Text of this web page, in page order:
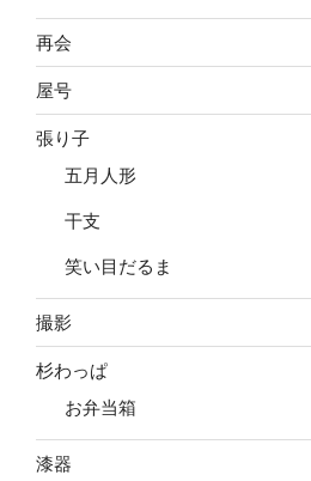
再会
屋号
張り子
五月人形
干支
笑い目だるま
撮影
杉わっぱ
お弁当箱
漆器